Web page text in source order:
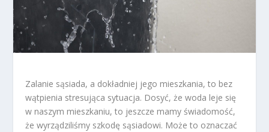
Zalanie sąsiada, a dokładniej jego mieszkania, to bez
wątpienia stresująca sytuacja. Dosyć, że woda leje się
w naszym mieszkaniu, to jeszcze mamy świadomość,
że wyrządziliśmy szkodę sąsiadowi. Może to oznaczać